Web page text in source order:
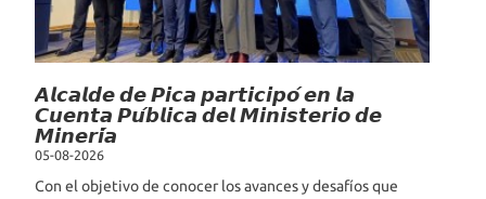
𝘼𝙡𝙘𝙖𝙡𝙙𝙚 𝙙𝙚 𝙋𝙞𝙘𝙖 𝙥𝙖𝙧𝙩𝙞𝙘𝙞𝙥𝙤́ 𝙚𝙣 𝙡𝙖
𝘾𝙪𝙚𝙣𝙩𝙖 𝙋𝙪́𝙗𝙡𝙞𝙘𝙖 𝙙𝙚𝙡 𝙈𝙞𝙣𝙞𝙨𝙩𝙚𝙧𝙞𝙤 𝙙𝙚
𝙈𝙞𝙣𝙚𝙧𝙞́𝙖
05-08-2026
Con el objetivo de conocer los avances y desafíos que